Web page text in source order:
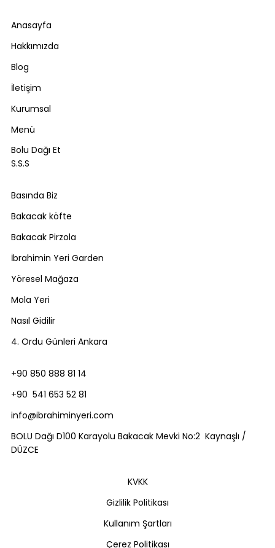
Anasayfa
Hakkımızda
Blog
İletişim
Kurumsal
Menü
Bolu Dağı Et
S.S.S
Basında Biz
Bakacak köfte
Bakacak Pirzola
İbrahimin Yeri Garden
Yöresel Mağaza
Mola Yeri
Nasıl Gidilir
4. Ordu Günleri Ankara
+90 850 888 81 14
+90 541 653 52 81
info@ibrahiminyeri.com
BOLU Dağı D100 Karayolu Bakacak Mevki No:2 Kaynaşlı /
DÜZCE
KVKK
Gizlilik Politikası
Kullanım Şartları
Çerez Politikası